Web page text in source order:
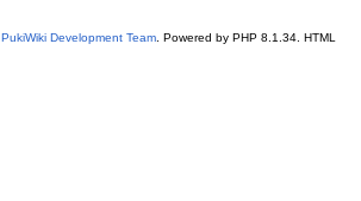
PukiWiki Development Team. Powered by PHP 8.1.34. HTML